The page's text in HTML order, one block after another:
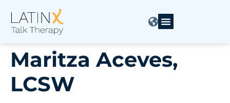
Maritza Aceves,
LCSW